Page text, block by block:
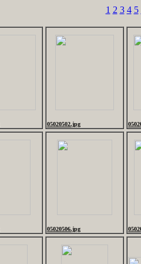
1 2 3 4 5
05020502.jpg
05020506.jpg